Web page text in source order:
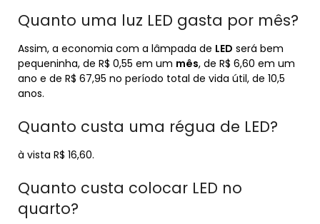
Quanto uma luz LED gasta por mês?
Assim, a economia com a lâmpada de LED será bem
pequeninha, de R$ 0,55 em um mês, de R$ 6,60 em um
ano e de R$ 67,95 no período total de vida útil, de 10,5
anos.
Quanto custa uma régua de LED?
à vista R$ 16,60.
Quanto custa colocar LED no
quarto?